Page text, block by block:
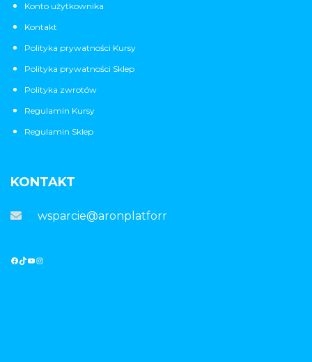
Konto użytkownika
Kontakt
Polityka prywatności Kursy
Polityka prywatności Sklep
Polityka zwrotów
Regulamin Kursy
Regulamin Sklep
KONTAKT
wsparcie@aronplatforma.pl